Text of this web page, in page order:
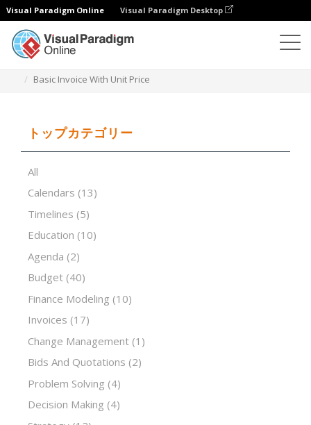
Visual Paradigm Online Visual Paradigm Desktop
Basic Invoice With Unit Price
トップカテゴリー
All
Calendars (13)
Timelines (5)
Education (10)
Agenda (2)
Budget (40)
Finance Modeling (10)
Invoices (17)
Change Management (1)
Bids And Quotations (2)
Problem Solving (4)
Decision Making (4)